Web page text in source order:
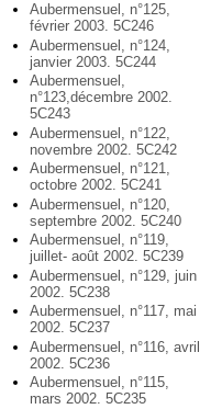
Aubermensuel, n°125,
février 2003. 5C246
Aubermensuel, n°124,
janvier 2003. 5C244
Aubermensuel,
n°123,décembre 2002.
5C243
Aubermensuel, n°122,
novembre 2002. 5C242
Aubermensuel, n°121,
octobre 2002. 5C241
Aubermensuel, n°120,
septembre 2002. 5C240
Aubermensuel, n°119,
juillet- août 2002. 5C239
Aubermensuel, n°129, juin
2002. 5C238
Aubermensuel, n°117, mai
2002. 5C237
Aubermensuel, n°116, avril
2002. 5C236
Aubermensuel, n°115,
mars 2002. 5C235